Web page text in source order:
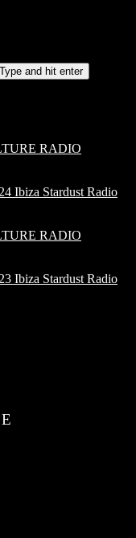
Type and hit enter
RADIO
Ibiza Stardust Radio
RADIO
Ibiza Stardust Radio